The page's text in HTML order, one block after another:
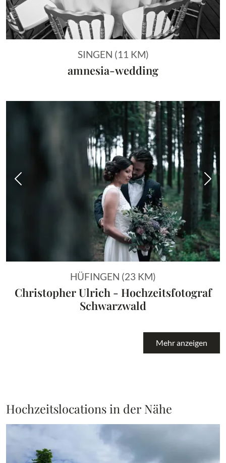
SINGEN (11 KM)
amnesia-wedding
Vorheriges Bild
HÜFINGEN (23 KM)
Christopher Ulrich - Hochzeitsfotograf
Schwarzwald
Mehr anzeigen
Hochzeitslocations in der Nähe